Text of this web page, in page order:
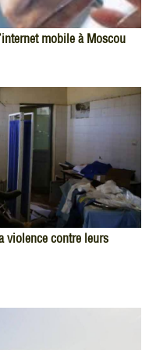
mobile à Moscou
violence contre leurs